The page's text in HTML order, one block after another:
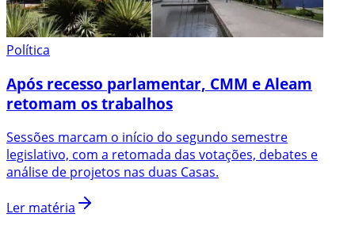
Política
Após recesso parlamentar, CMM e Aleam
retomam os trabalhos
Sessões marcam o início do segundo semestre
legislativo, com a retomada das votações, debates e
análise de projetos nas duas Casas.
Ler matéria